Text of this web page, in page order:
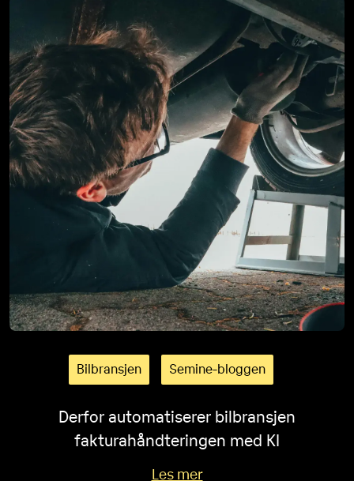
Bilbransjen Semine-bloggen
Derfor automatiserer bilbransjen
fakturahåndteringen med KI
Les mer